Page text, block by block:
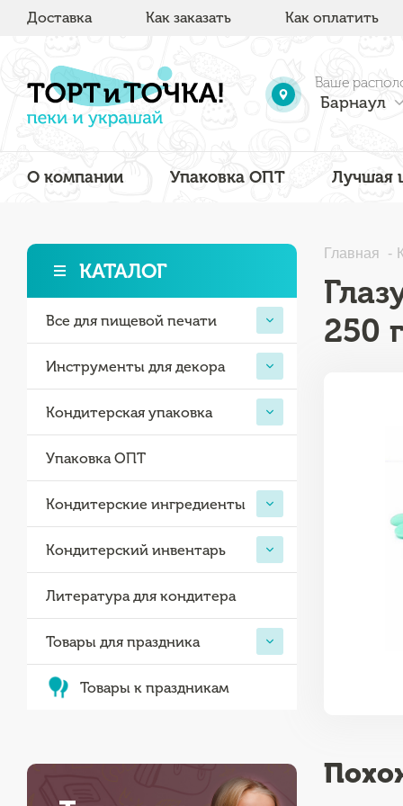
Доставка Как заказать Как оплатить
Ваше
Барнаул
О компании Упаковка ОПТ Лучшая
КАТАЛОГ
Все для пищевой печати
Инструменты для декора
Кондитерская упаковка
Упаковка ОПТ
Кондитерские ингредиенты
Кондитерский инвентарь
Литература для кондитера
Товары для праздника
Товары к праздникам
Главная
250